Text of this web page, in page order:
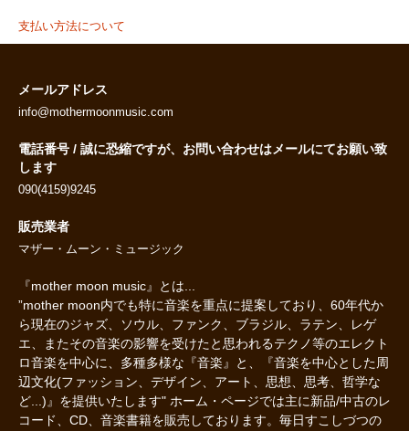
支払い方法について
メールアドレス
info@mothermoonmusic.com
電話番号 / 誠に恐縮ですが、お問い合わせはメールにてお願い致
します
090(4159)9245
販売業者
マザー・ムーン・ミュージック
『mother moon music』とは...
”mother moon内でも特に音楽を重点に提案しており、60年代か
ら現在のジャズ、ソウル、ファンク、ブラジル、ラテン、レゲ
エ、またその音楽の影響を受けたと思われるテクノ等のエレクト
ロ音楽を中心に、多種多様な『音楽』と、『音楽を中心とした周
辺文化(ファッション、デザイン、アート、思想、思考、哲学な
ど...)』を提供いたします" ホーム・ページでは主に新品/中古のレ
コード、CD、音楽書籍を販売しております。毎日すこしづつの